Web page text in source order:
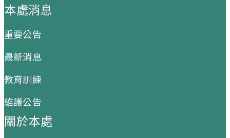
本處消息
重要公告
最新消息
教育訓練
維護公告
關於本處